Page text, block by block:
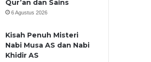
Qur’an dan Sains
6 Agustus 2026
Kisah Penuh Misteri
Nabi Musa AS dan Nabi
Khidir AS